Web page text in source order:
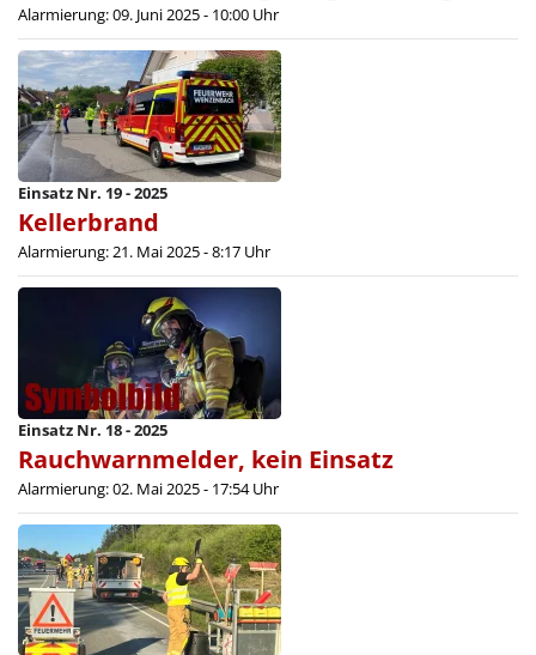
Alarmierung: 09. Juni 2025 - 10:00 Uhr
Einsatz Nr. 19 - 2025
Kellerbrand
Alarmierung: 21. Mai 2025 - 8:17 Uhr
Einsatz Nr. 18 - 2025
Rauchwarnmelder, kein Einsatz
Alarmierung: 02. Mai 2025 - 17:54 Uhr